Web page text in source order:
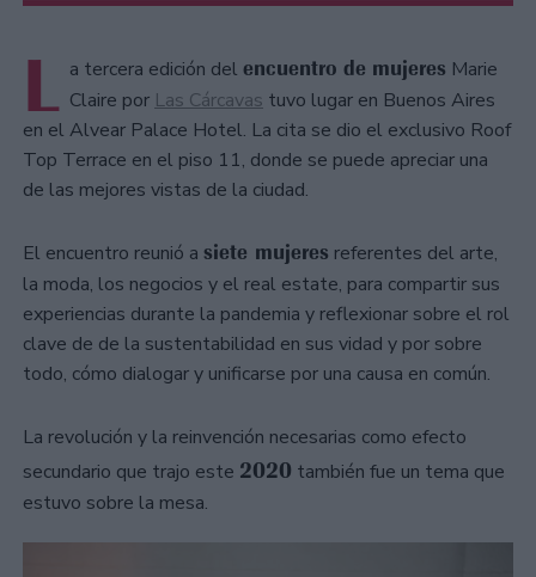
L a tercera edición del encuentro de mujeres Marie
Claire por Las Cárcavas tuvo lugar en Buenos Aires
en el Alvear Palace Hotel. La cita se dio el exclusivo Roof
Top Terrace en el piso 11, donde se puede apreciar una
de las mejores vistas de la ciudad.
El encuentro reunió a siete mujeres referentes del arte,
la moda, los negocios y el real estate, para compartir sus
experiencias durante la pandemia y reflexionar sobre el rol
clave de de la sustentabilidad en sus vidad y por sobre
todo, cómo dialogar y unificarse por una causa en común.
La revolución y la reinvención necesarias como efecto
secundario que trajo este 2020 también fue un tema que
estuvo sobre la mesa.